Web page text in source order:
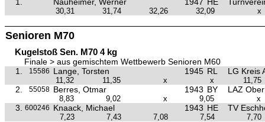
30,31 31,74 32,26 32,09 x
Senioren M70
Kugelstoß Sen. M70 4 kg
Finale > aus gemischtem Wettbewerb Senioren M60
1.
15586 Lange, Torsten 1945 RL LG Kreis
11,32 11,35 x x 11,75
2. 55058 Berres, Otmar 1943 BY LAZ
8,83 9,02 x 9,05 x
3. 600246 Knaack, Michael 1943 HE TV
7,23 7,43 7,08 7,54 7,70